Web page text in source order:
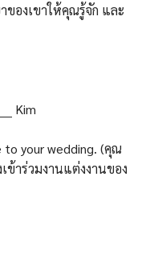
องเขาให้คุณรู้จัก และ
Kim
to your wedding. (คุณ
ข้าร่วมงานแต่งงานของ